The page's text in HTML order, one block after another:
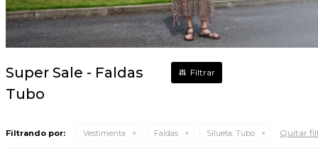
Super Sale - Faldas
Tubo
Filtrando por: Vestimenta Faldas Silueta: Tubo Quitar